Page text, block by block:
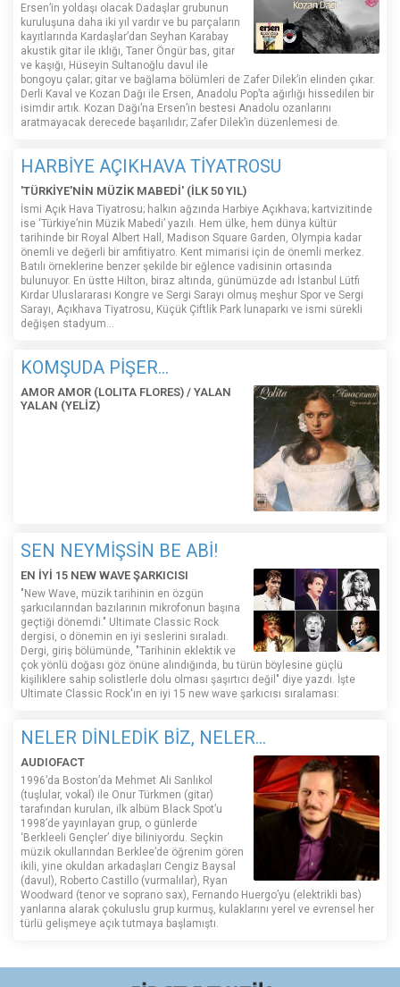
Ersen’in yoldaşı olacak Dadaşlar grubunun
kuruluşuna daha iki yıl vardır ve bu parçaların
kayıtlarında Kardaşlar’dan Seyhan Karabay
akustik gitar ile ıklığı, Taner Öngür bas, gitar
ve kaşığı, Hüseyin Sultanoğlu davul ile
bongoyu çalar; gitar ve bağlama bölümleri de Zafer Dilek’in elinden çıkar.
Derli Kaval ve Kozan Dağı ile Ersen, Anadolu Pop’ta ağırlığı hissedilen bir
isimdir artık. Kozan Dağı’na Ersen’in bestesi Anadolu ozanlarını
aratmayacak derecede başarılıdır; Zafer Dilek’in düzenlemesi de.
HARBİYE AÇIKHAVA TİYATROSU
'TÜRKİYE'NİN MÜZİK MABEDİ' (İLK 50 YIL)
İsmi Açık Hava Tiyatrosu; halkın ağzında Harbiye Açıkhava; kartvizitinde
ise ‘Türkiye’nin Müzik Mabedi’ yazılı. Hem ülke, hem dünya kültür
tarihinde bir Royal Albert Hall, Madison Square Garden, Olympia kadar
önemli ve değerli bir amfitiyatro. Kent mimarisi için de önemli merkez.
Batılı örneklerine benzer şekilde bir eğlence vadisinin ortasında
bulunuyor. En üstte Hilton, biraz altında, günümüzde adı İstanbul Lütfi
Kırdar Uluslararası Kongre ve Sergi Sarayı olmuş meşhur Spor ve Sergi
Sarayı, Açıkhava Tiyatrosu, Küçük Çiftlik Park lunaparkı ve ismi sürekli
değişen stadyum…
KOMŞUDA PİŞER...
AMOR AMOR (LOLITA FLORES) / YALAN
YALAN (YELİZ)
SEN NEYMİŞSİN BE ABİ!
EN İYİ 15 NEW WAVE ŞARKICISI
"New Wave, müzik tarihinin en özgün
şarkıcılarından bazılarının mikrofonun başına
geçtiği dönemdi." Ultimate Classic Rock
dergisi, o dönemin en iyi seslerini sıraladı.
Dergi, giriş bölümünde, "Tarihinin eklektik ve
çok yönlü doğası göz önüne alındığında, bu türün böylesine güçlü
kişiliklere sahip solistlerle dolu olması şaşırtıcı değil" diye yazdı. İşte
Ultimate Classic Rock'ın en iyi 15 new wave şarkıcısı sıralaması:
NELER DİNLEDİK BİZ, NELER...
AUDIOFACT
1996’da Boston’da Mehmet Ali Sanlıkol
(tuşlular, vokal) ile Onur Türkmen (gitar)
tarafından kurulan, ilk albüm Black Spot’u
1998’de yayınlayan grup, o günlerde
‘Berkleeli Gençler’ diye biliniyordu. Seçkin
müzik okullarından Berklee’de öğrenim gören
ikili, yine okuldan arkadaşları Cengiz Baysal
(davul), Roberto Castillo (vurmalılar), Ryan
Woodward (tenor ve soprano sax), Fernando Huergo’yu (elektrikli bas)
yanlarına alarak çokuluslu grup kurmuş, kulaklarını yerel ve evrensel her
türlü gelişmeye açık tutmaya başlamıştı.